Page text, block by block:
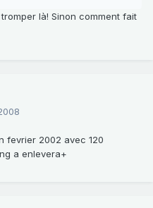
là! Sinon comment fait
fevrier 2002 avec 120
a enlevera+